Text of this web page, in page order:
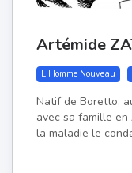
Artémide
L'Homme Nouveau
Natif de Boretto,
avec sa famille
la maladie le